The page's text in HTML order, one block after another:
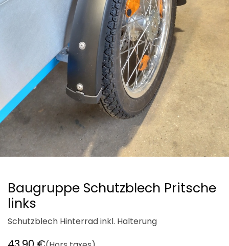
Baugruppe Schutzblech Pritsche
links
Schutzblech Hinterrad inkl. Halterung